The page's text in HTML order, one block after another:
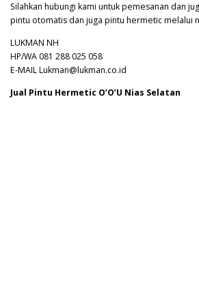
Silahkan hubungi kami untuk pemesanan dan
pintu otomatis dan juga pintu hermetic melalui
LUKMAN NH
HP/WA 081 288 025 058
E-MAIL Lukman@lukman.co.id
Jual Pintu Hermetic O’O’U Nias Selatan